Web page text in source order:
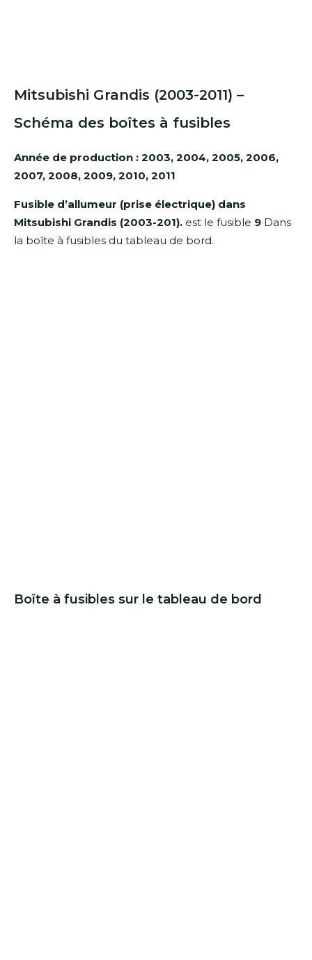
Mitsubishi Grandis (2003-2011) –
Schéma des boîtes à fusibles
Année de production : 2003, 2004, 2005, 2006,
2007, 2008, 2009, 2010, 2011
Fusible d’allumeur (prise électrique) dans
Mitsubishi Grandis (2003-201). est le fusible 9 Dans
la boîte à fusibles du tableau de bord.
Boîte à fusibles sur le tableau de bord